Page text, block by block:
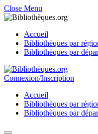
Close Menu
Accueil
Bibliothèques par
Bibliothèques par
Connexion/Inscription
Accueil
Bibliothèques par
Bibliothèques par